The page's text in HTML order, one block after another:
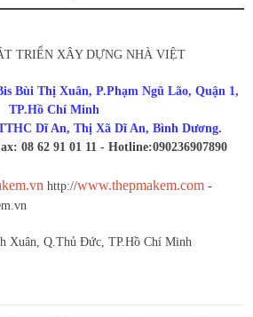
TRIỂN XÂY DỰNG NHÀ VIỆT
Bùi Thị Xuân, P.Phạm Ngũ Lão, Quận 1,
TP.Hồ Chí Minh
Dĩ An, Thị Xã Dĩ An, Bình Dương.
08 62 91 01 11 - Hotline:090236907890
http://www.thepmakem.com -
Xuân, Q.Thủ Đức, TP.Hồ Chí Minh